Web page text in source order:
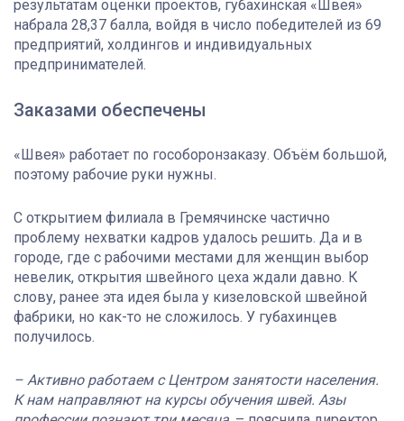
результатам оценки проектов, губахинская «Швея»
набрала 28,37 балла, войдя в число победителей из 69
предприятий, холдингов и индивидуальных
предпринимателей.
Заказами обеспечены
«Швея» работает по гособоронзаказу. Объём большой,
поэтому рабочие руки нужны.
С открытием филиала в Гремячинске частично
проблему нехватки кадров удалось решить. Да и в
городе, где с рабочими местами для женщин выбор
невелик, открытия швейного цеха ждали давно. К
слову, ранее эта идея была у кизеловской швейной
фабрики, но как-то не сложилось. У губахинцев
получилось.
– Активно работаем с Центром занятости населения.
К нам направляют на курсы обучения швей. Азы